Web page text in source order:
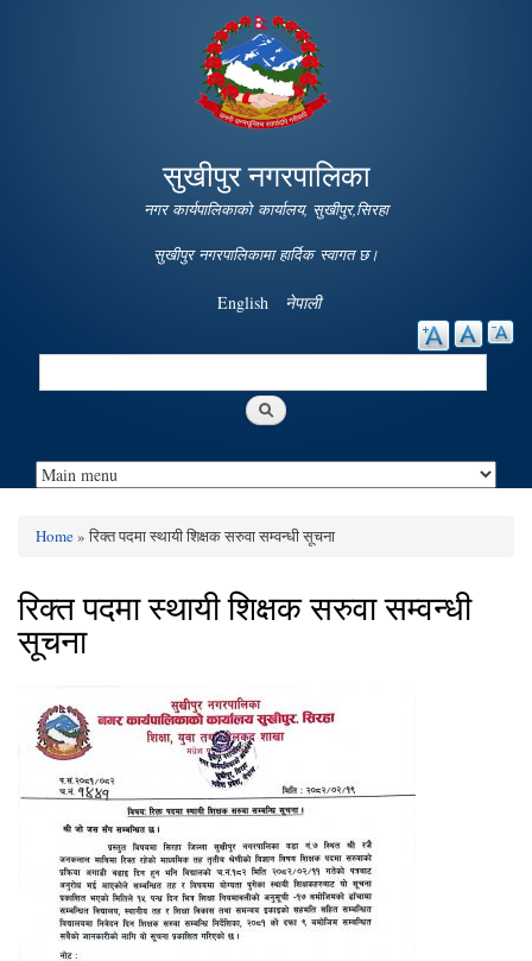
main
content
सुखीपुर नगरपालिका
नगर कार्यपालिकाको कार्यालय, सुखीपुर,सिरहा
सुखीपुर नगरपालिकामा हार्दिक स्वागत छ।
English नेपाली
Search
Home» रिक्त पदमा स्थायी शिक्षक सरुवा सम्वन्धी सूचना
रिक्त पदमा स्थायी शिक्षक सरुवा सम्वन्धी
सूचना